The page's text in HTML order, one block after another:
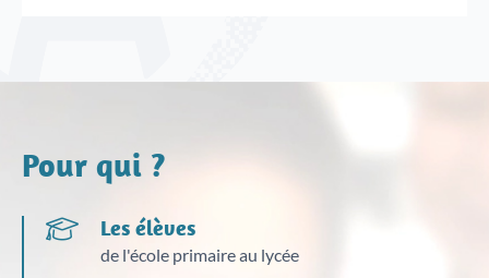
Pour qui ?
Les élèves
de l'école primaire au lycée